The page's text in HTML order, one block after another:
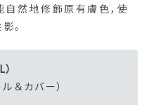
自然地修飾原有膚色，使
。
＆カバー）